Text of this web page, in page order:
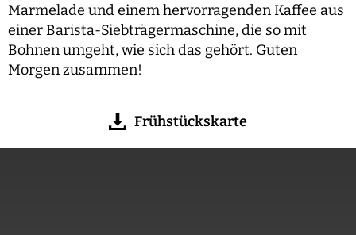
Marmelade und einem hervorragenden Kaffee aus
einer Barista-Siebträgermaschine, die so mit
Bohnen umgeht, wie sich das gehört. Guten
Morgen zusammen!
Frühstückskarte